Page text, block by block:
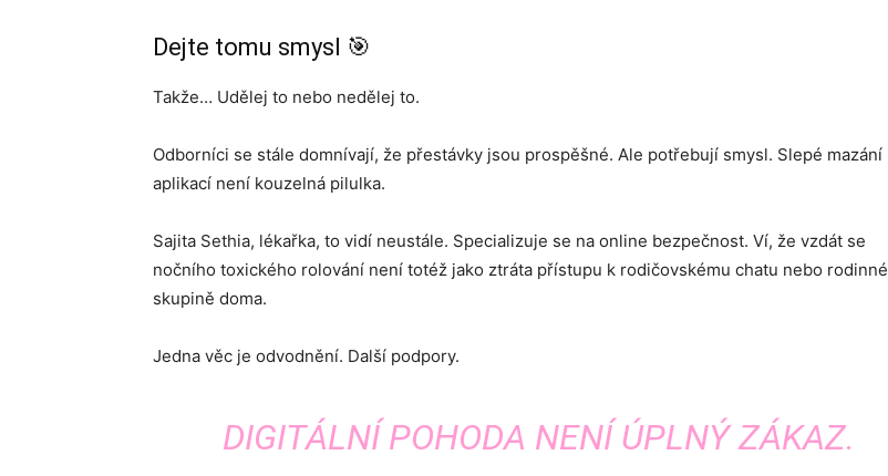
Dejte tomu smysl 🎯
Takže… Udělej to nebo nedělej to.
Odborníci se stále domnívají, že přestávky jsou prospěšné. Ale potřebují smysl. Slepé mazání
aplikací není kouzelná pilulka.
Sajita Sethia, lékařka, to vidí neustále. Specializuje se na online bezpečnost. Ví, že vzdát se
nočního toxického rolování není totéž jako ztráta přístupu k rodičovskému chatu nebo rodinné
skupině doma.
Jedna věc je odvodnění. Další podpory.
DIGITÁLNÍ POHODA NENÍ ÚPLNÝ ZÁKAZ.